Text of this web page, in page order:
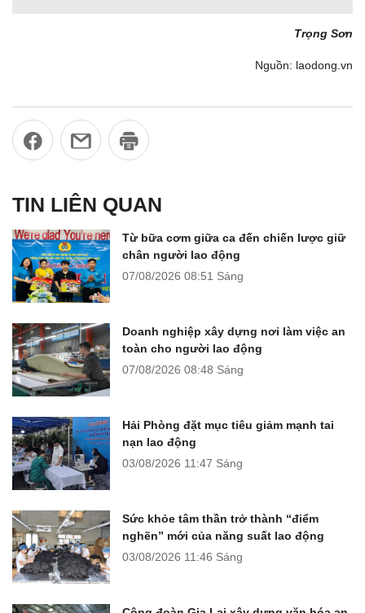
Trọng Sơn
Nguồn: laodong.vn
TIN LIÊN QUAN
Từ bữa cơm giữa ca đến chiến lược giữ
chân người lao động
07/08/2026 08:51 Sáng
Doanh nghiệp xây dựng nơi làm việc an
toàn cho người lao động
07/08/2026 08:48 Sáng
Hải Phòng đặt mục tiêu giảm mạnh tai
nạn lao động
03/08/2026 11:47 Sáng
Sức khỏe tâm thần trở thành “điểm
nghẽn” mới của năng suất lao động
03/08/2026 11:46 Sáng